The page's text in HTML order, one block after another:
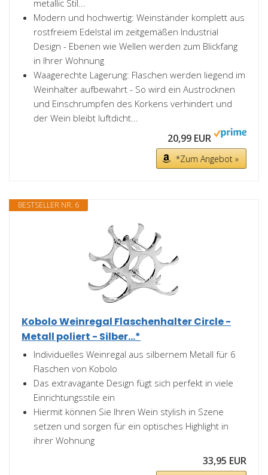
metallic Stil...
Modern und hochwertig: Weinständer komplett aus
rostfreiem Edelstal im zeitgemäßen Industrial
Design - Ebenen wie Wellen werden zum Blickfang
in Ihrer Wohnung
Waagerechte Lagerung: Flaschen werden liegend im
Weinhalter aufbewahrt - So wird ein Austrocknen
und Einschrumpfen des Korkens verhindert und
der Wein bleibt luftdicht...
20,99 EUR
*Zum Angebot »
BESTSELLER NR. 6
Kobolo Weinregal Flaschenhalter Circle -
Metall poliert - Silber...*
Individuelles Weinregal aus silbernem Metall für 6
Flaschen von Kobolo
Das extravagante Design fügt sich perfekt in viele
Einrichtungsstile ein
Hiermit können Sie Ihren Wein stylish in Szene
setzen und sorgen für ein optisches Highlight in
ihrer Wohnung
33,95 EUR